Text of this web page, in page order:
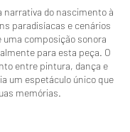
narrativa do nascimento à
paradisíacas e cenários
composição sonora
para esta peça. O
entre pintura, dança e
um espetáculo único que
memórias.